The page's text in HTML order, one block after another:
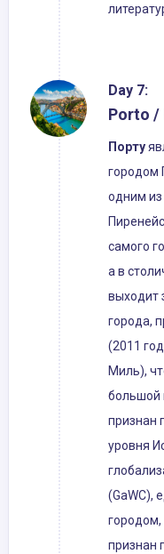
Day 7:
Porto /
Порту
городом
одним из
самого
а в
выходит
города,
(2011
Миль),
большой
признан
уровня
(GaWC),
признан